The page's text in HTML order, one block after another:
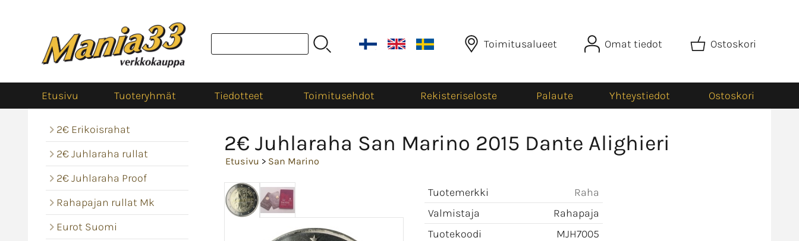
Toimitusalueet Omat tiedot Ostoskori
Etusivu Tuoteryhmät Tiedotteet Toimitusehdot Rekisteriseloste Palaute Yhteystiedot Ostoskori
2€ Erikoisrahat
2€ Juhlaraha rullat
2€ Juhlaraha Proof
Rahapajan rullat Mk
Eurot Suomi
2€ Juhlaraha San Marino 2015 Dante Alighieri
Etusivu > San Marino
Tuotemerkki
Raha
Valmistaja
Rahapaja
Tuotekoodi
MJH7005